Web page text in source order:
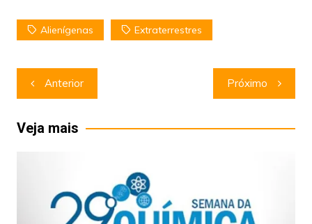
Alienígenas Extraterrestres
Navegação
de
Post
Anterior Próximo
Veja mais